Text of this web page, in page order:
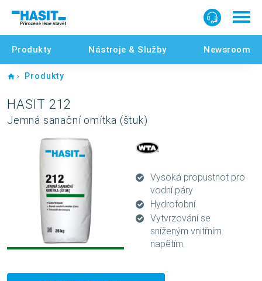
Produkty Nástroje & Služby Newsroom
Home
Produkty
HASIT 212
Jemná sanační omítka (štuk)
Vysoká propustnot pro
vodní páry
Hydrofobní.
Vytvrzování se
sníženým vnitřním
napětím.